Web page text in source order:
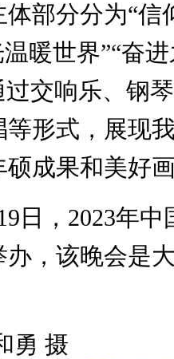
部分分为“信
暖世界”“奋
过交响乐、钢
等形式，展现
成果和美好
，2023年中
办，该晚会是
摄